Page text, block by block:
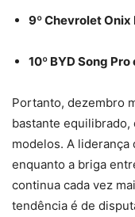
9º Chevrolet Onix
10º BYD Song Pro
Portanto, dezembro
bastante
modelos. A liderança
enquanto a briga
continua cada vez
tendência é de